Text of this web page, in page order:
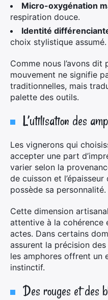
Micro-oxygénation
respiration douce.
Identité
choix stylistique assumé.
Comme nous l’avons dit
mouvement ne signifie
traditionnelles, mais
palette des outils.
L’utilisation des
Les vignerons qui
accepter une part
varier selon la
de cuisson et
possède sa personnalité.
Cette dimension
attentive à la cohérence
actes. Dans certains
assurent la précision
les amphores offrent un
instinctif.
Des rouges et des